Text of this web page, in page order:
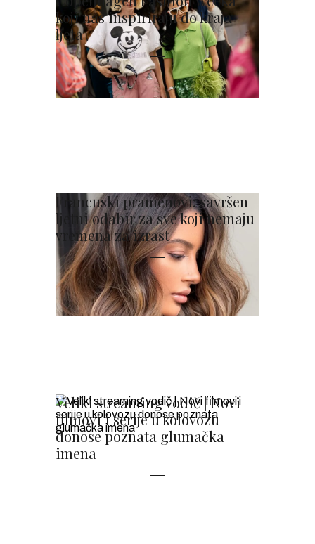
koji nas inspiriraju do kraja
ljeta
Francuski pramenovi: savršen
ljetni odabir za sve koji nemaju
vremena za izrast
Veliki streaming vodič | Novi
filmovi i serije u kolovozu
donose poznata glumačka
imena